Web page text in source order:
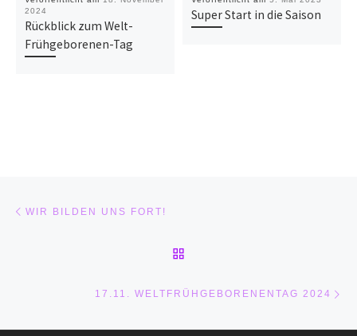
2024
Rückblick zum Welt-
Frühgeborenen-Tag
Super Start in die Saison
WIR BILDEN UNS FORT!
17.11. WELTFRÜHGEBORENENTAG 2024